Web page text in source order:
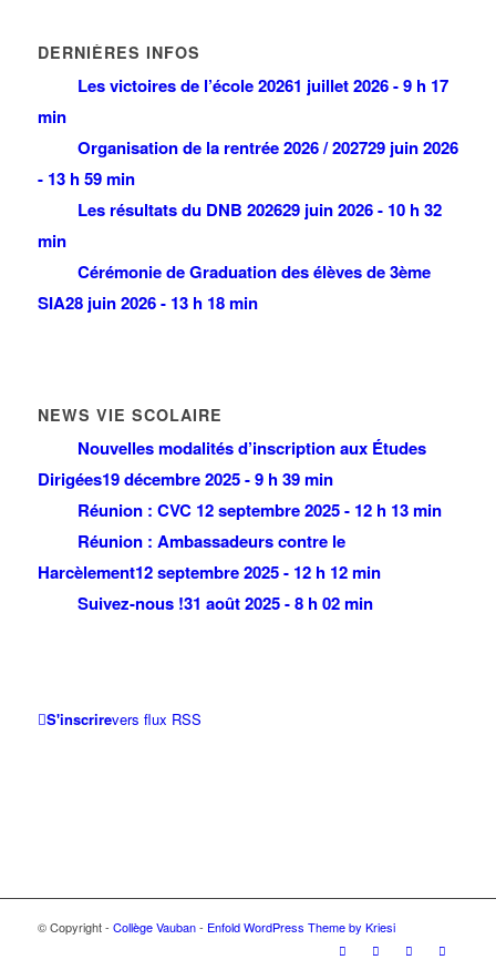
DERNIÈRES INFOS
Les victoires de l’école 20261 juillet 2026 - 9 h 17
min
Organisation de la rentrée 2026 / 202729 juin 2026
- 13 h 59 min
Les résultats du DNB 202629 juin 2026 - 10 h 32
min
Cérémonie de Graduation des élèves de 3ème
SIA28 juin 2026 - 13 h 18 min
NEWS VIE SCOLAIRE
Nouvelles modalités d’inscription aux Études
Dirigées19 décembre 2025 - 9 h 39 min
Réunion : CVC 12 septembre 2025 - 12 h 13 min
Réunion : Ambassadeurs contre le
Harcèlement12 septembre 2025 - 12 h 12 min
Suivez-nous !31 août 2025 - 8 h 02 min
S'inscrirevers flux RSS
© Copyright - Collège Vauban- Enfold WordPress Theme by Kriesi